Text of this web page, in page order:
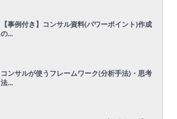
【事例付き】コンサル資料(パワーポイント)作成
の...
コンサルが使うフレームワーク(分析手法)・思考
法...